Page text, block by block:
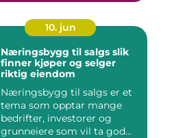
10. jun
Næringsbygg til salgs slik
finner kjøper og selger
riktig eiendom
Næringsbygg til salgs er et
tema som opptar mange
bedrifter, investorer og
grunneiere som vil ta god...